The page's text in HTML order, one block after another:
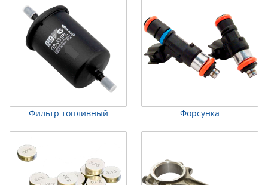
Фильтр топливный Форсунка